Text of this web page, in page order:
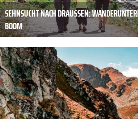
SEHNSUCHT NACH DRAUSSEN:
OOM